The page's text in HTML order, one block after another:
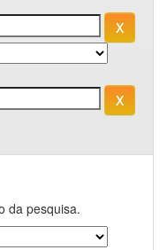
da pesquisa.